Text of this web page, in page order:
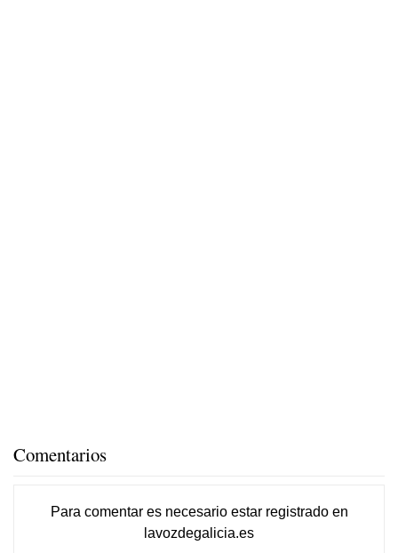
Comentarios
Para comentar es necesario estar registradoen
lavozdegalicia.es